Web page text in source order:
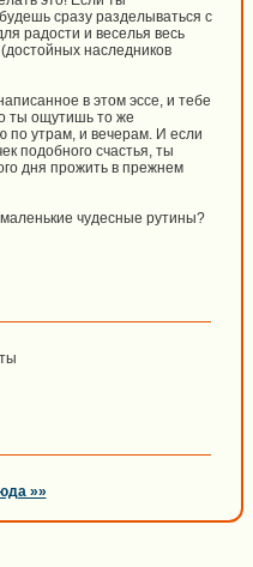
сразу разделываться с
радости и веселья весь
наследников
в этом эссе, и тебе
ты ощутишь то же
по утрам, и вечерам. И если
подобного счастья, ты
дня прожить в прежнем
чудесные рутины?
»»